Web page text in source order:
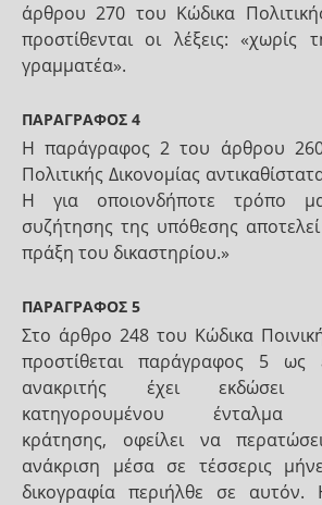
άρθρου 270 του Κώδικα
προστίθενται οι λέξεις: «χωρίς
γραμματέα».
ΠΑΡΑΓΡΑΦΟΣ 4
Η παράγραφος 2 του άρθρου
Πολιτικής Δικονομίας
Η για οποιονδήποτε τρόπο
συζήτησης της υπόθεσης αποτελεί
πράξη του δικαστηρίου.»
ΠΑΡΑΓΡΑΦΟΣ 5
Στο άρθρο 248 του Κώδικα
προστίθεται παράγραφος 5
ανακριτής έχει
κατηγορουμένου ένταλμα
κράτησης, οφείλει να
ανάκριση μέσα σε τέσσερις
δικογραφία περιήλθε σε αυτόν.